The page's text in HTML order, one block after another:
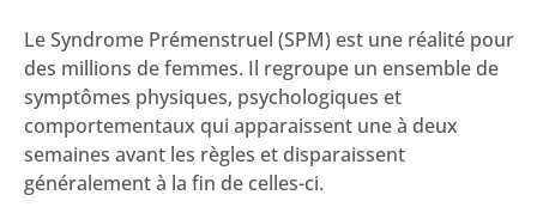
Le Syndrome Prémenstruel (SPM) est une réalité pour
des millions de femmes. Il regroupe un ensemble de
symptômes physiques, psychologiques et
comportementaux qui apparaissent une à deux
semaines avant les règles et disparaissent
généralement à la fin de celles-ci.